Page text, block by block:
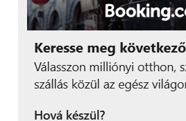
részletességgel mutatja
csúfság sem ér minket, hogy a
fényképek a számítógépen
érintőképernyőn minden
néhány, gyakran használt
kapott. A gombok jól